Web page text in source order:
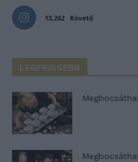
13,262 Követő
LEGFRISSEBB